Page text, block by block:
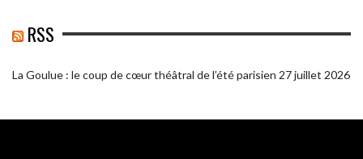
RSS
La Goulue : le coup de cœur théâtral de l’été parisien 27 juillet 2026